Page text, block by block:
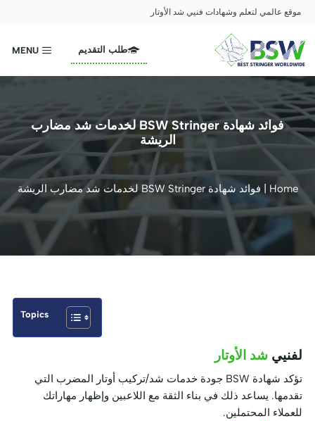
المحتوى
موقع عالمي لتعلم وشهادات فنيي شد الأوتار
MENU طلب التقديم
فوائد شهادة BSW Stringer لخدمات شد مضارب
الريشة
Home فوائد شهادة BSW Stringer لخدمات شد مضارب الريشة
Topics
لفنيي شد الأوتار
تؤكد شهادة BSW جودة خدمات شد/تركيب أوتار المضرب التي
تقدمها. يساعد ذلك في بناء الثقة مع اللاعبين وإظهار مهاراتك
للعملاء المحتملين.